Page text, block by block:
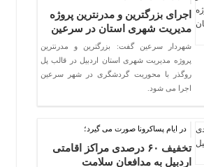
اجرای بزرگترین و مدرنترین پروژه
مدیریت شهری استان در سرعین
شهردار سرعین گفت: بزرگترین و مدرنترین
پروژه مدیریت شهری استان اردبیل در قالب پل
روگذر با محوریت گردشگری در شهر سرعین
اجرا می شود.
در ایام پساکرونا صورت می گیرد؛
تخفیف ۶۰ درصدی مراکز اقامتی
اردبیل به مدافعان سلامت